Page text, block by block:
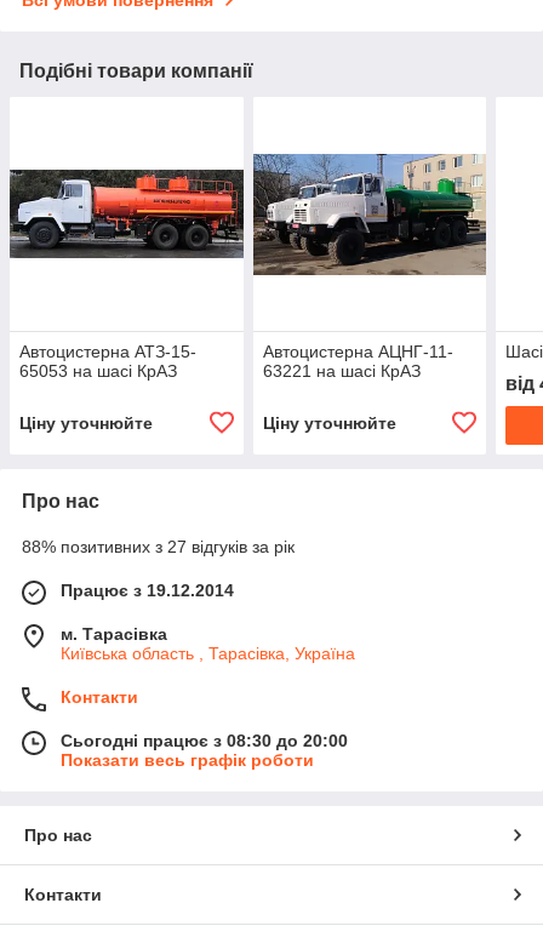
Подібні товари компанії
Автоцистерна АТЗ-15-
65053 на шасі КрАЗ
Ціну уточнюйте
Автоцистерна АЦНГ-11-
63221 на шасі КрАЗ
Ціну уточнюйте
від
Про нас
88% позитивних з 27 відгуків за рік
Працює з 19.12.2014
м. Тарасівка
Київська область , Тарасівка, Україна
Контакти
Сьогодні працює з 08:30 до 20:00
Показати весь графік роботи
Про нас
Контакти